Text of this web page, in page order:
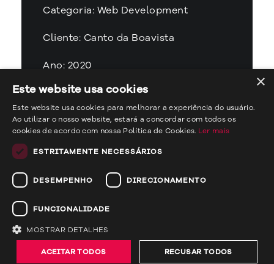
Categoria: Web Development
Cliente: Canto da Boavista
Ano: 2020
Ver website
Canto da Boavista é um complexo de
apartamentos e serviços, construído no final dos
anos 50 do século passado pelo arquitecto
Rocha Matos e actualmente reabilitado pelo
atelier PMPG Arquitectos.
×
Este website usa cookies
Este website usa cookies para melhorar a experiência do usuário.
Ao utilizar o nosso website, estará a concordar com todos os
cookies de acordo com nossa Política de Cookies. Ler mais
ESTRITAMENTE NECESSÁRIOS
DESEMPENHO DIRECIONAMENTO
FUNCIONALIDADE
MOSTRAR DETALHES
ACEITAR TODOS RECUSAR TODOS